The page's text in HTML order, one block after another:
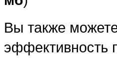
Вы также
эффективность